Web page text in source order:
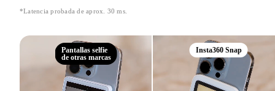
*Latencia probada de aprox. 30 ms.
Pantallas selfie
de otras marcas
Insta360 Snap